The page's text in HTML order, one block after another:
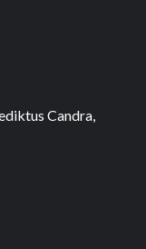
Candra,